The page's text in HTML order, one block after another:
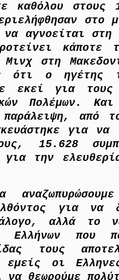
καθόλου στους
στο
να αγνοείται
κάποτε
στη
ότι ο ηγέτης
εκεί για
Πολέµων.
από
για να
15.628
για την
για να
αλλά το
Ελλήνων που
τους
εµείς οι E
να θεωρούµε